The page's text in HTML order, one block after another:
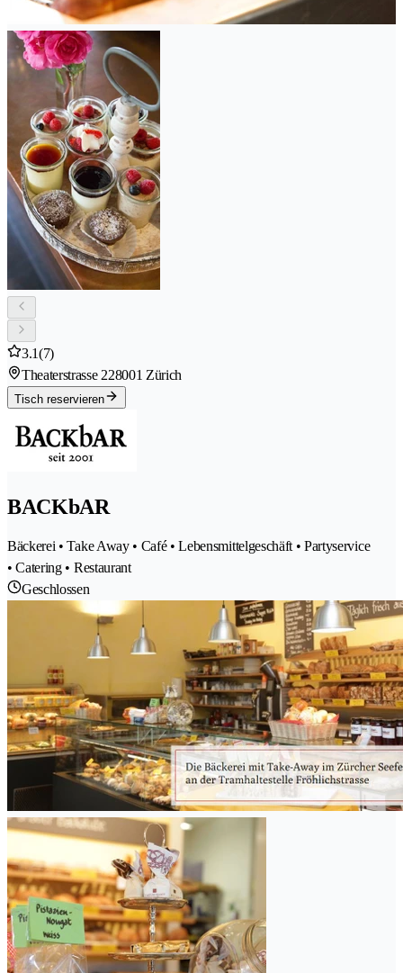
3.1(7)
Theaterstrasse 228001 Zürich
Tisch reservieren
BACKbAR
Bäckerei • Take Away • Café • Lebensmittelgeschäft • Partyservice
• Catering • Restaurant
Geschlossen